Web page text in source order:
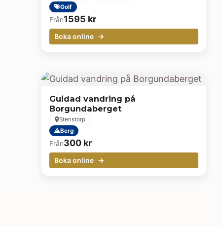
Golf
Från1595 kr
Boka online
Guidad vandring på
Borgundaberget
Stenstorp
Berg
Från300 kr
Boka online